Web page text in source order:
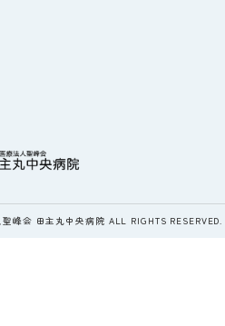
峰会 田主丸中央病院 ALL RIGHTS RESERVED.